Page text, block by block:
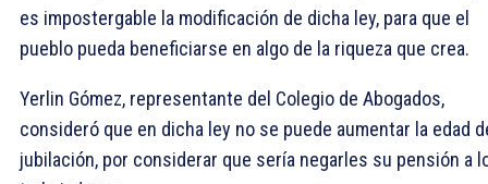
es impostergable la modificación de dicha ley, para que el
pueblo pueda beneficiarse en algo de la riqueza que crea.
Yerlin Gómez, representante del Colegio de Abogados,
consideró que en dicha ley no se puede aumentar la edad
jubilación, por considerar que sería negarles su pensión a